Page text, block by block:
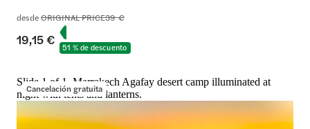
desdeORIGINAL PRICE39 €
19,15 € 51 % de descuento
Cancelación gratuita
Slide 1 of 1, Marrakech Agafay desert camp illuminated at
night with tents and lanterns.